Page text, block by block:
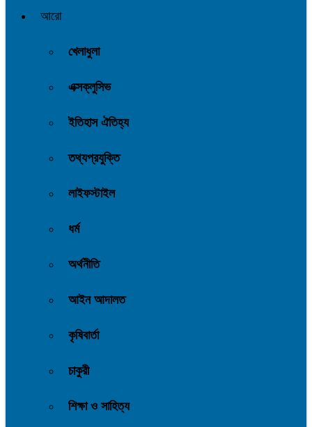
আরো
খেলাধুলা
এক্সক্লুসিভ
ইতিহাস ঐতিহ্য
তথ্যপ্রযুক্তি
লাইফস্টাইল
ধর্ম
অর্থনীতি
আইন আদালত
কৃষিবার্তা
চাকুরী
শিক্ষা ও সাহিত্য